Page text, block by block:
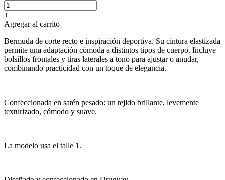
+
Agregar al carrito
Bermuda de corte recto e inspiración deportiva. Su cintura elastizada
permite una adaptación cómoda a distintos tipos de cuerpo. Incluye
bolsillos frontales y tiras laterales a tono para ajustar o anudar,
combinando practicidad con un toque de elegancia.
Confeccionada en satén pesado: un tejido brillante, levemente
texturizado, cómodo y suave.
La modelo usa el talle 1.